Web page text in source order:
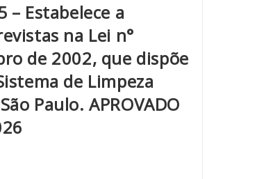
– Estabelece a
na Lei n°
de 2002, que dispõe
de Limpeza
Paulo. APROVADO